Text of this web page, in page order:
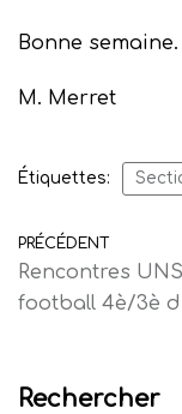
Bonne semaine.
M. Merret
Étiquettes:
PRÉCÉDENT
Rencontres
football 4è/3è
Rechercher